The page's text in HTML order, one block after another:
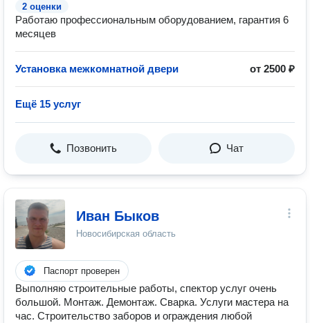
2 оценки
Работаю профессиональным оборудованием, гарантия 6
месяцев
Установка межкомнатной двери от 2500 ₽
Ещё 15 услуг
Позвонить Чат
Иван Быков
Новосибирская область
Паспорт проверен
Выполняю строительные работы, спектор услуг очень
большой. Монтаж. Демонтаж. Сварка. Услуги мастера на
час. Строительство заборов и ограждения любой